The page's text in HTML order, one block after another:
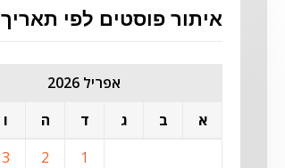
איתור פוסטים לפי תאריך
אפריל 2026
א
ב ג ד ה ו
1
2
3